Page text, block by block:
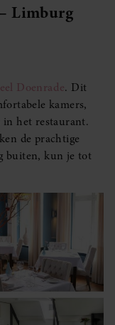
Limburg
Doenrade. Dit
kamers,
het restaurant.
de prachtige
buiten, kun je tot